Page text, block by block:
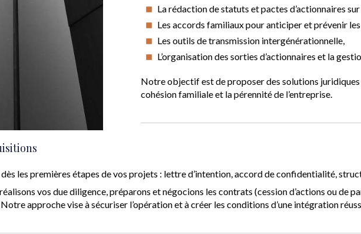
La rédaction de statuts et pactes d’actionnaires
Les accords familiaux pour anticiper et prévenir
Les outils de transmission intergénérationnelle,
L’organisation des sorties d’actionnaires et la
Notre objectif est de proposer des solutions
cohésion familiale et la pérennité de l’entreprise.
les premières étapes de vos projets : lettre d’intention, accord de confidentialité,
vos due diligence, préparons et négocions les contrats (cession d’actions ou de
approche vise à sécuriser l’opération et à créer les conditions d’une intégration